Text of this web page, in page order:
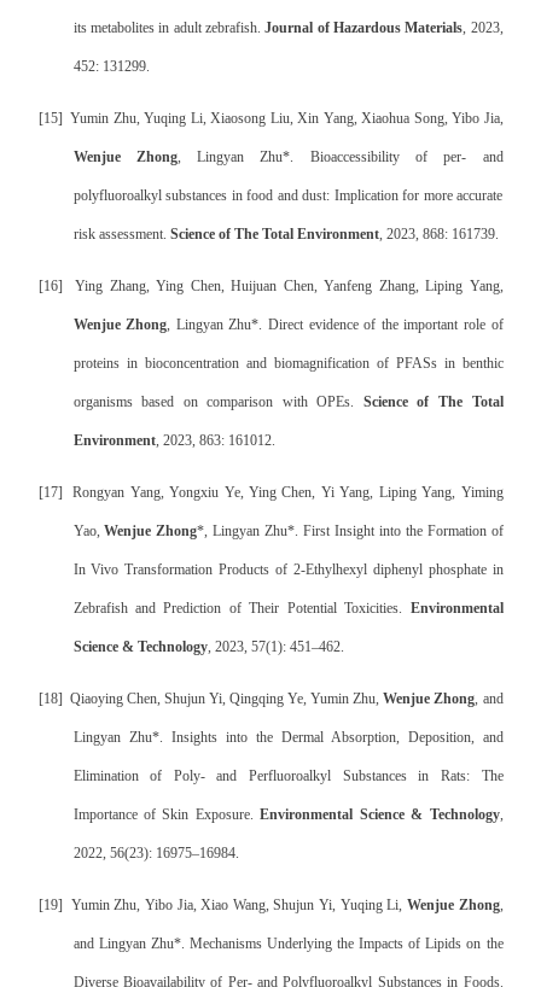
its metabolites in adult zebrafish.Journal of Hazardous Materials, 2023,
452: 131299.
[15] Yumin Zhu, Yuqing Li, Xiaosong Liu, Xin Yang, Xiaohua Song, Yibo Jia,
Wenjue Zhong, Lingyan Zhu*. Bioaccessibility of per- and
polyfluoroalkyl substances in food and dust: Implication for more accurate
risk assessment. Science of The Total Environment, 2023, 868: 161739.
[16] Ying Zhang, Ying Chen, Huijuan Chen, Yanfeng Zhang, Liping Yang,
Wenjue Zhong, Lingyan Zhu*. Direct evidence of the important role of
proteins in bioconcentration and biomagnification of PFASs in benthic
organisms based on comparison with OPEs. Science of The Total
Environment, 2023, 863: 161012.
[17] Rongyan Yang, Yongxiu Ye, Ying Chen, Yi Yang, Liping Yang, Yiming
Yao,Wenjue Zhong*, Lingyan Zhu*. First Insight into the Formation of
In Vivo Transformation Products of 2-Ethylhexyl diphenyl phosphate in
Zebrafish and Prediction of Their Potential Toxicities. Environmental
Science & Technology, 2023, 57(1): 451–462.
[18] Qiaoying Chen, Shujun Yi, Qingqing Ye, Yumin Zhu,Wenjue Zhong, and
Lingyan Zhu*. Insights into the Dermal Absorption, Deposition, and
Elimination of Poly- and Perfluoroalkyl Substances in Rats: The
Importance of Skin Exposure.Environmental Science & Technology,
2022, 56(23): 16975–16984.
[19] Yumin Zhu, Yibo Jia, Xiao Wang, Shujun Yi, Yuqing Li, Wenjue Zhong,
and Lingyan Zhu*. Mechanisms Underlying the Impacts of Lipids on the
Diverse Bioavailability of Per- and Polyfluoroalkyl Substances in Foods.